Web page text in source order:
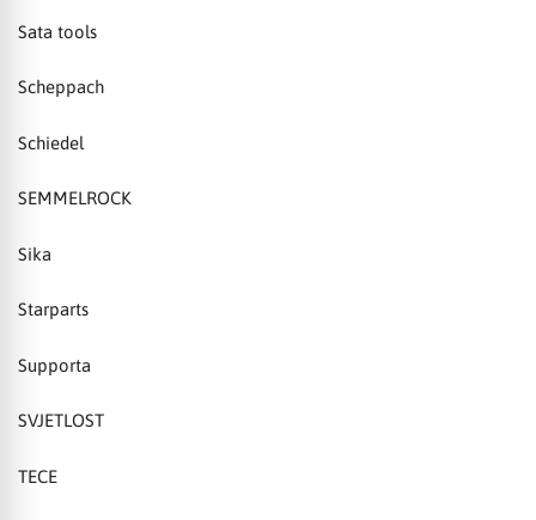
Sata tools
Scheppach
Schiedel
SEMMELROCK
Sika
Starparts
Supporta
SVJETLOST
TECE